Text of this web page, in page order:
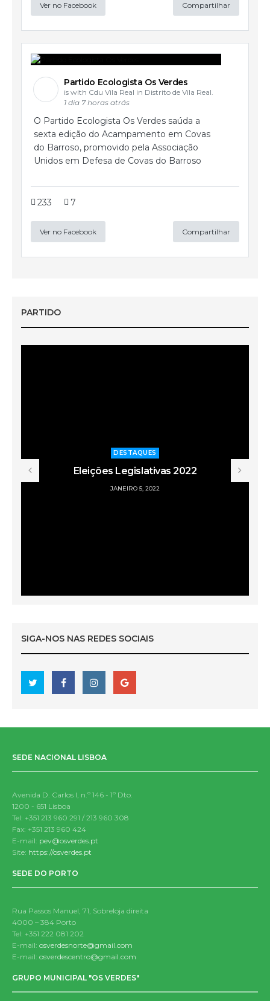
Ver no Facebook Compartilhar
Partido Ecologista Os Verdes
is with Cdu Vila Real in Distrito de Vila Real.
1 dia 7 horas atrás
O Partido Ecologista Os Verdes saúda a
sexta edição do Acampamento em Covas
do Barroso, promovido pela Associação
Unidos em Defesa de Covas do Barroso
233 7
Ver no Facebook Compartilhar
PARTIDO
DESTAQUES
Eleições Legislativas 2022
JANEIRO 5, 2022
SIGA-NOS NAS REDES SOCIAIS
SEDE NACIONAL LISBOA
Avenida D. Carlos I, n.º 146 - 1º Dto.
1200 - 651 Lisboa
Tel: +351 213 960 291 / 213 960 308
Fax: +351 213 960 424
E-mail: pev@osverdes.pt
Site: https://osverdes.pt
SEDE DO PORTO
Rua Passos Manuel, 71, Sobreloja direita
4000 – 384 Porto
Tel: +351 222 081 202
E-mail:osverdesnorte@gmail.com
E-mail:osverdescentro@gmail.com
GRUPO MUNICIPAL "OS VERDES"